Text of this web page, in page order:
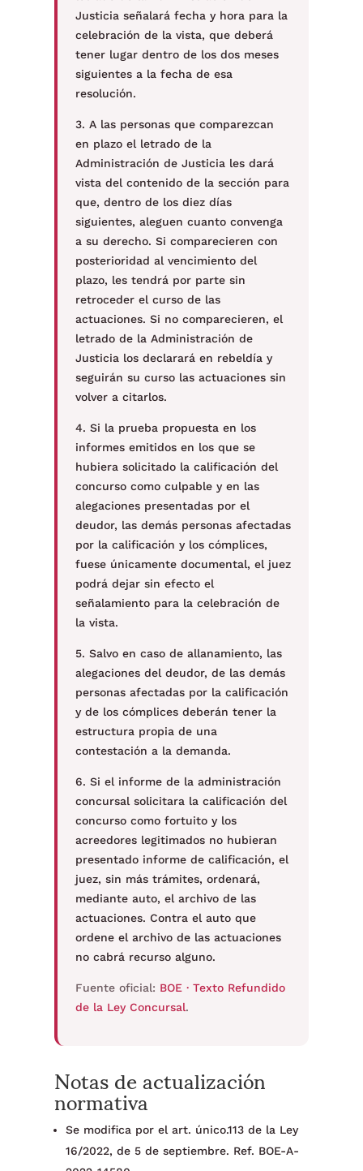
Justicia señalará fecha y hora para la
celebración de la vista, que deberá
tener lugar dentro de los dos meses
siguientes a la fecha de esa
resolución.
3. A las personas que comparezcan
en plazo el letrado de la
Administración de Justicia les dará
vista del contenido de la sección para
que, dentro de los diez días
siguientes, aleguen cuanto convenga
a su derecho. Si comparecieren con
posterioridad al vencimiento del
plazo, les tendrá por parte sin
retroceder el curso de las
actuaciones. Si no comparecieren, el
letrado de la Administración de
Justicia los declarará en rebeldía y
seguirán su curso las actuaciones sin
volver a citarlos.
4. Si la prueba propuesta en los
informes emitidos en los que se
hubiera solicitado la calificación del
concurso como culpable y en las
alegaciones presentadas por el
deudor, las demás personas afectadas
por la calificación y los cómplices,
fuese únicamente documental, el juez
podrá dejar sin efecto el
señalamiento para la celebración de
la vista.
5. Salvo en caso de allanamiento, las
alegaciones del deudor, de las demás
personas afectadas por la calificación
y de los cómplices deberán tener la
estructura propia de una
contestación a la demanda.
6. Si el informe de la administración
concursal solicitara la calificación del
concurso como fortuito y los
acreedores legitimados no hubieran
presentado informe de calificación, el
juez, sin más trámites, ordenará,
mediante auto, el archivo de las
actuaciones. Contra el auto que
ordene el archivo de las actuaciones
no cabrá recurso alguno.
Fuente oficial: BOE · Texto Refundido
de la Ley Concursal.
Notas de actualización
normativa
Se modifica por el art. único.113 de la Ley
16/2022, de 5 de septiembre. Ref. BOE-A-